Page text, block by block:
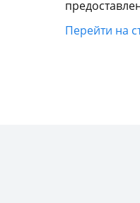
Перейти на